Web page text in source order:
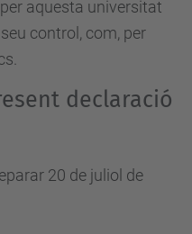
aquesta universitat
control, com, per
declaració
20 de juliol de